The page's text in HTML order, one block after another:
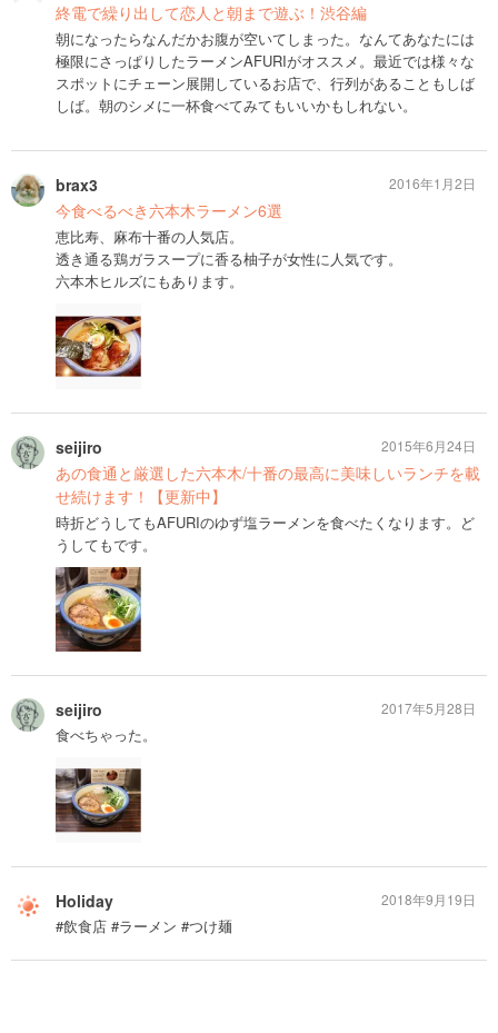
終電で繰り出して恋人と朝まで遊ぶ！渋谷編
朝になったらなんだかお腹が空いてしまった。なんてあなたには
極限にさっぱりしたラーメンAFURIがオススメ。最近では様々な
スポットにチェーン展開しているお店で、行列があることもしば
しば。朝のシメに一杯食べてみてもいいかもしれない。
brax3
今食べるべき六本木ラーメン6選
恵比寿、麻布十番の人気店。
透き通る鶏ガラスープに香る柚子が女性に人気です。
六本木ヒルズにもあります。
2016年1月2日
seijiro
あの食通と厳選した六本木/十番の最高に美味しいランチを載
せ続けます！【更新中】
時折どうしてもAFURIのゆず塩ラーメンを食べたくなります。ど
うしてもです。
2015年6月24日
seijiro
食べちゃった。
2017年5月28日
Holiday
#飲食店 #ラーメン #つけ麺
2018年9月19日